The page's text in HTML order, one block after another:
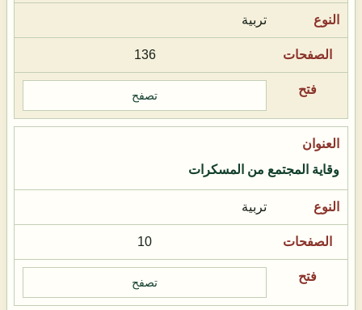
تربية
136
تصفح
وقاية المجتمع من المسكرات
تربية
10
تصفح